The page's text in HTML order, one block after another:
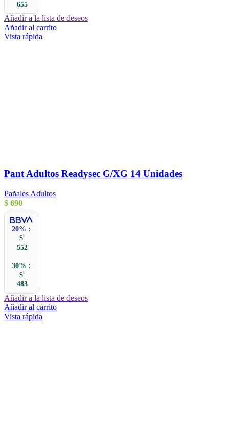
655
Añadir a la lista de deseos
Añadir al carrito
Vista rápida
Pant Adultos Readysec G/XG 14 Unidades
Pañales Adultos
$ 690
20% :
$
552
30% :
$
483
Añadir a la lista de deseos
Añadir al carrito
Vista rápida